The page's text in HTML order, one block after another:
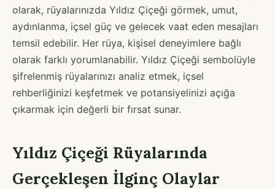
olarak, rüyalarınızda Yıldız Çiçeği görmek, umut,
aydınlanma, içsel güç ve gelecek vaat eden mesajları
temsil edebilir. Her rüya, kişisel deneyimlere bağlı
olarak farklı yorumlanabilir. Yıldız Çiçeği sembolüyle
şifrelenmiş rüyalarınızı analiz etmek, içsel
rehberliğinizi keşfetmek ve potansiyelinizi açığa
çıkarmak için değerli bir fırsat sunar.
Yıldız Çiçeği Rüyalarında
Gerçekleşen İlginç Olaylar